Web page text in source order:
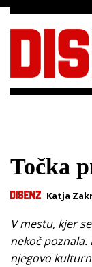
Skip
to
content
Točka
Katja
V mestu, kjer
nekoč poznala.
njegovo